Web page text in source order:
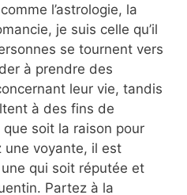
l’astrologie, la
je suis celle qu’il
se tournent vers
à prendre des
leur vie, tandis
à des fins de
soit la raison pour
une voyante, il est
qui soit réputée et
Partez à la